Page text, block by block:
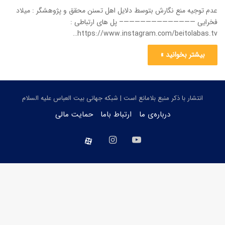
عدم توجیه منع نگارش بتوسط دلایل اهل تسنن محقق و پژوهشگر : میلاد
فخرایی —————————————– پل های ارتباطی :
https://www.instagram.com/beitolabas.tv…
بیشتر بخوانید »
انتشار با ذکر منبع بلامانع است | شبکه جهانی بیت العباس علیه السلام
درباره‌ی ما ارتباط باما حمایت مالی
یوتیوب اینستاگرام